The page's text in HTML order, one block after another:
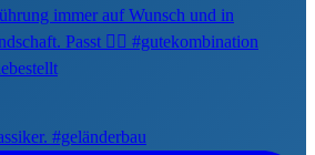
#geländerbau